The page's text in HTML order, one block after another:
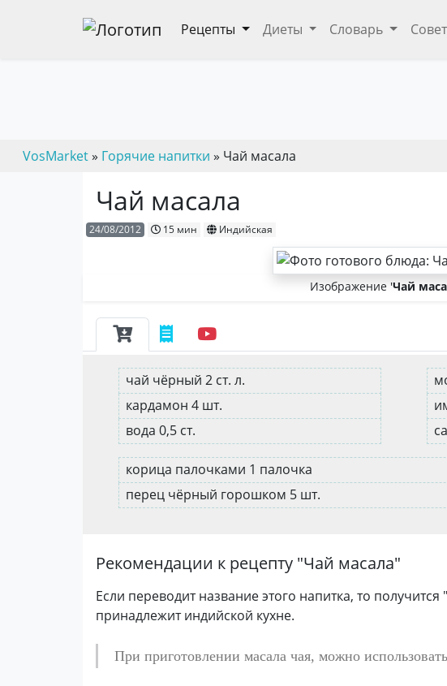
Рецепты Диеты Словарь
VosMarket» Горячие напитки » Чай масала
Чай масала
24/08/2012 15 мин Индийская
Изображение 'Чай
чай чёрный 2 ст. л.
кардамон 4 шт.
вода 0,5 ст.
корица палочками 1 палочка
перец чёрный горошком 5 шт.
Рекомендации к рецепту "Чай масала"
Если переводит название этого напитка, то
принадлежит индийской кухне.
При приготовлении масала чая, можно